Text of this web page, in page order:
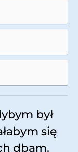
był
się
dbam.